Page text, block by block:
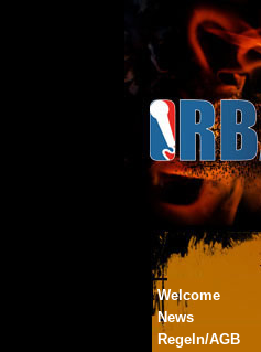
Welcome
News
Regeln/AGB